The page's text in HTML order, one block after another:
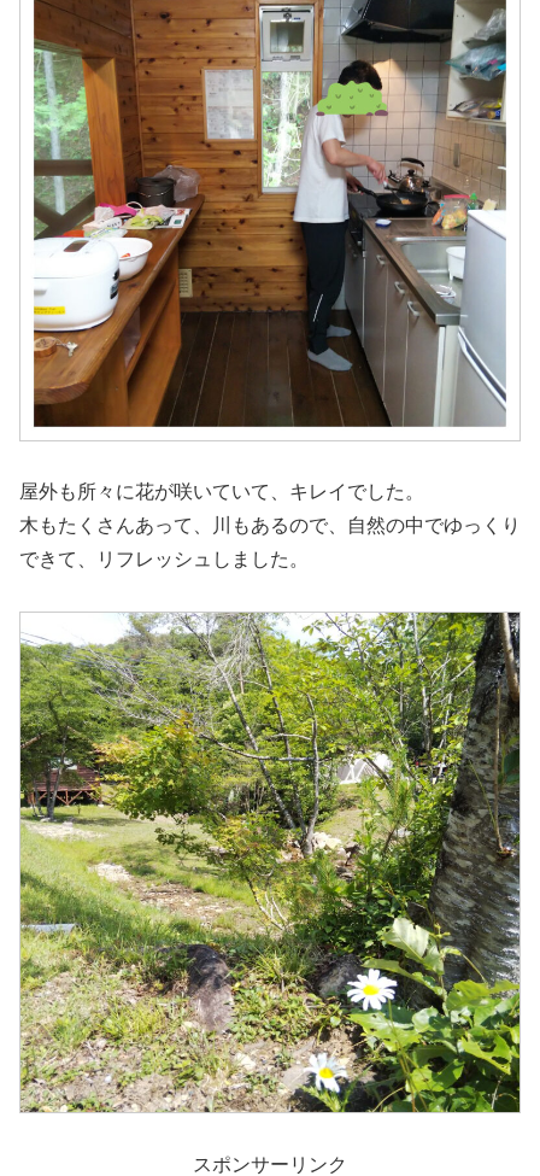
屋外も所々に花が咲いていて、キレイでした。
木もたくさんあって、川もあるので、自然の中でゆっくり
できて、リフレッシュしました。
スポンサーリンク